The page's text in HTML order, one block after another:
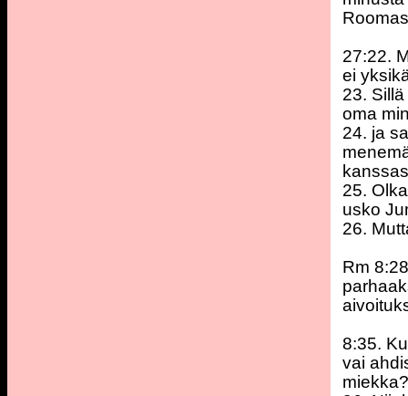
27:22.
ei
23.
oma
24. ja
25.
usko
26.
Rm
8:35.
vai